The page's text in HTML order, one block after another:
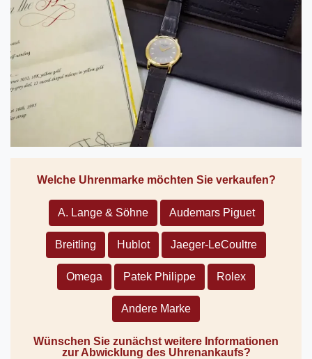
Welche Uhrenmarke möchten Sie verkaufen?
A. Lange & Söhne Audemars Piguet
Breitling Hublot Jaeger-LeCoultre
Omega Patek Philippe Rolex
Andere Marke
Wünschen Sie zunächst weitere Informationen
zur Abwicklung des Uhrenankaufs?